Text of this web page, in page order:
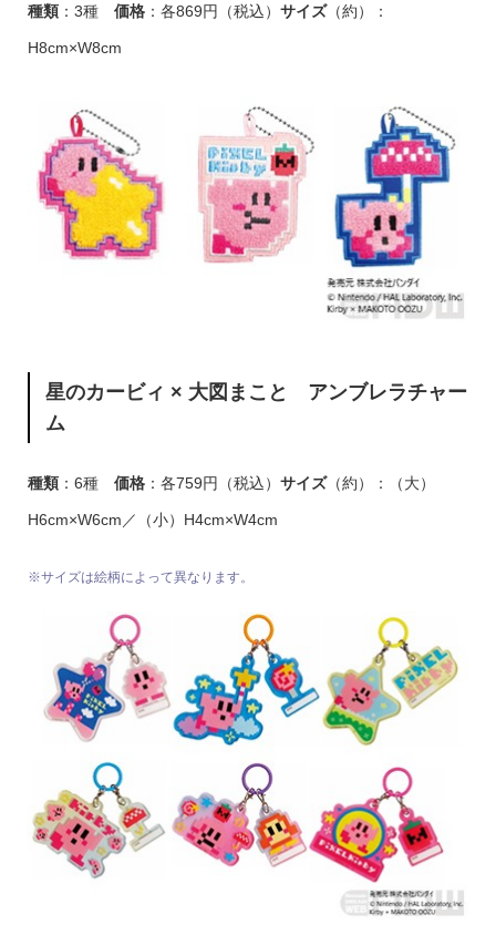
種類：3種 価格：各869円（税込） サイズ（約）：
H8cm×W8cm
星のカービィ × 大図まこと アンブレラチャー
ム
種類：6種 価格：各759円（税込） サイズ（約）：（大）
H6cm×W6cm／（小）H4cm×W4cm
※サイズは絵柄によって異なります。